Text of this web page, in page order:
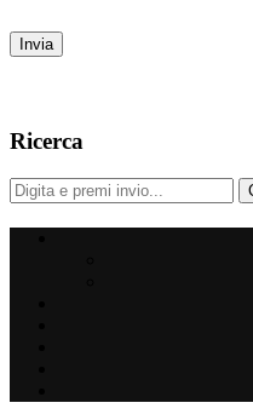
Ricerca